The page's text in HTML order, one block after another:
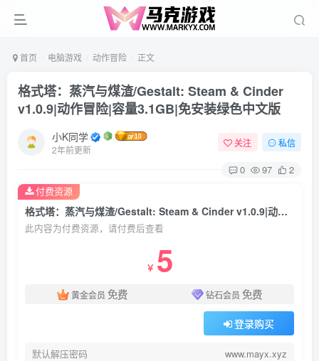
首页 电脑游戏 动作冒险 正文
格式塔：蒸汽与煤渣/Gestalt: Steam & Cinder
v1.0.9|动作冒险|容量3.1GB|免安装绿色中文版
小K同学
2年前更新
关注 私信
0 97 2
格式塔：蒸汽与煤渣/Gestalt: Steam & Cinder v1.0.9|动作冒险|容量3.1GB|免安装绿色中文版
此内容为付费资源，请付费后查看
￥ 5
黄金会员 免费 钻石会员 免费
登录购买
默认解压密码 www.mayx.xyz
付费资源